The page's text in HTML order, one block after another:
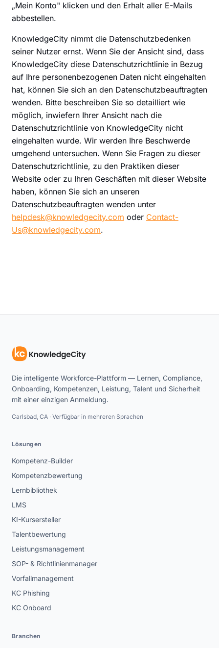
„Mein Konto" klicken und den Erhalt aller E-Mails
abbestellen.
KnowledgeCity nimmt die Datenschutzbedenken
seiner Nutzer ernst. Wenn Sie der Ansicht sind, dass
KnowledgeCity diese Datenschutzrichtlinie in Bezug
auf Ihre personenbezogenen Daten nicht eingehalten
hat, können Sie sich an den Datenschutzbeauftragten
wenden. Bitte beschreiben Sie so detailliert wie
möglich, inwiefern Ihrer Ansicht nach die
Datenschutzrichtlinie von KnowledgeCity nicht
eingehalten wurde. Wir werden Ihre Beschwerde
umgehend untersuchen. Wenn Sie Fragen zu dieser
Datenschutzrichtlinie, zu den Praktiken dieser
Website oder zu Ihren Geschäften mit dieser Website
haben, können Sie sich an unseren
Datenschutzbeauftragten wenden unter
helpdesk@knowledgecity.com oder Contact-
Us@knowledgecity.com.
Die intelligente Workforce-Plattform — Lernen, Compliance,
Onboarding, Kompetenzen, Leistung, Talent und Sicherheit
mit einer einzigen Anmeldung.
Carlsbad, CA · Verfügbar in mehreren Sprachen
Lösungen
Kompetenz-Builder
Kompetenzbewertung
Lernbibliothek
LMS
KI-Kursersteller
Talentbewertung
Leistungsmanagement
SOP- & Richtlinienmanager
Vorfallmanagement
KC Phishing
KC Onboard
Branchen